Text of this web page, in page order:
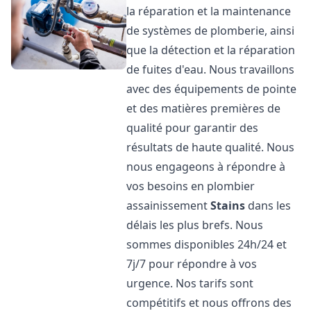
la réparation et la maintenance
de systèmes de plomberie, ainsi
que la détection et la réparation
de fuites d'eau. Nous travaillons
avec des équipements de pointe
et des matières premières de
qualité pour garantir des
résultats de haute qualité. Nous
nous engageons à répondre à
vos besoins en plombier
assainissementStains dans les
délais les plus brefs. Nous
sommes disponibles 24h/24 et
7j/7 pour répondre à vos
urgence. Nos tarifs sont
compétitifs et nous offrons des